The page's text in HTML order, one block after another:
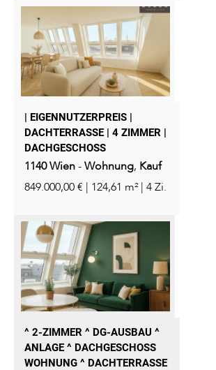
| EIGENNUTZERPREIS |
DACHTERRASSE | 4 ZIMMER |
DACHGESCHOSS
1140Wien-Wohnung, Kauf
849.000,00 € | 124,61 m² | 4 Zi.
^ 2-ZIMMER ^ DG-AUSBAU ^
ANLAGE ^ DACHGESCHOSS
WOHNUNG ^ DACHTERRASSE